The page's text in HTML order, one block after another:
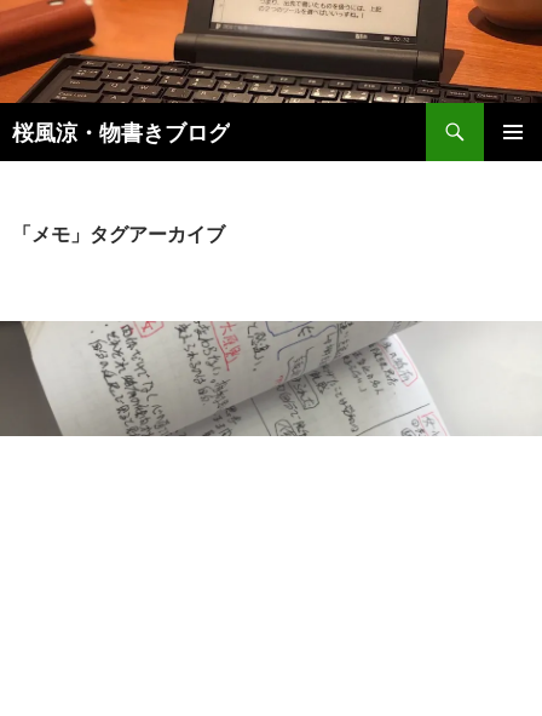
桜風涼・物書きブログ
検
索
ン
キ
「メモ」タグアーカイブ